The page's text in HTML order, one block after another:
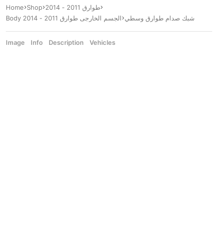
Home Shop
طوارق 2011 - 2014
Body الجسم الخارجى طوارق 2011 - 2014 شبك صدام طوارق وسطي
Image Info Description Vehicles